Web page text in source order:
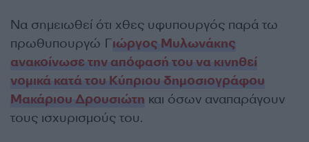
Να σημειωθεί ότι χθες υφυπουργός παρά τω
πρωθυπουργώ Γιώργος Μυλωνάκης
ανακοίνωσε την απόφασή του να κινηθεί
νομικά κατά του Κύπριου δημοσιογράφου
Μακάριου Δρουσιώτη και όσων αναπαράγουν
τους ισχυρισμούς του.